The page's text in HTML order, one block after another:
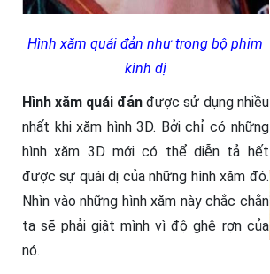
Hình xăm quái đản như trong bộ phim
kinh dị
Hình xăm quái đản được sử dụng nhiều
nhất khi xăm hình 3D. Bởi chỉ có những
hình xăm 3D mới có thể diễn tả hết
được sự quái dị của những hình xăm đó.
Nhìn vào những hình xăm này chắc chắn
ta sẽ phải giật mình vì độ ghê rợn của
nó.